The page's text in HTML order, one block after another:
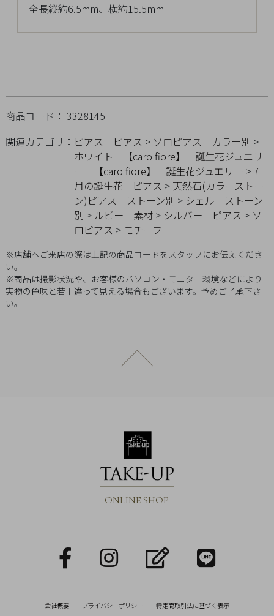
全長縦約6.5mm、横約15.5mm
商品コード： 3328145
関連カテゴリ： ピアス ピアス > ソロピアス カラー別 >
ホワイト
【caro fiore】 誕生花ジュエリ
ー
【caro fiore】 誕生花ジュエリー >7
月の誕生花
ピアス > 天然石(カラーストー
ン)ピアス
ストーン別 > シェル
ストーン
別 > ルビー 素材 > シルバー ピアス > ソ
ロピアス > モチーフ
※店舗へご来店の際は上記の商品コードをスタッフにお伝えくださ
い。
※商品は撮影状況や、お客様のパソコン・モニター環境などにより
実物の色味と若干違って見える場合もございます。予めご了承下さ
い。
ページトップへ戻る
ONLINE SHOP
facebook
Instagram
blogLINE
会社概要 プライバシーポリシー 特定商取引法に基づく表示
要
プ
イ
ー
特
定